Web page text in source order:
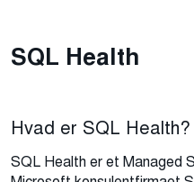
SQL Health
Hvad er SQL Health?
SQL Health er et Managed